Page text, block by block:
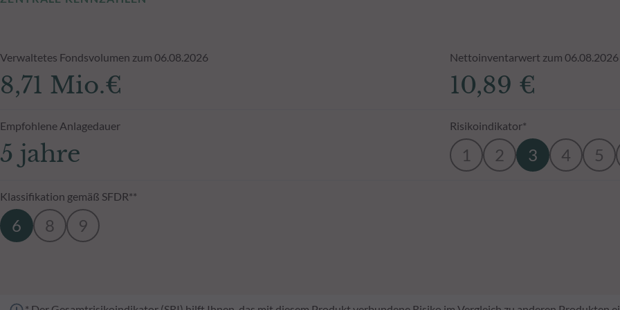
Verwaltetes Fondsvolumen zum 06.08.2026
8,71 Mio.€
Nettoinventarwert zum 06.08.2026
10,89 €
Empfohlene Anlagedauer
5 jahre
Risikoindikator*
1 2 3 4 5
Klassifikation gemäß SFDR**
6 8 9